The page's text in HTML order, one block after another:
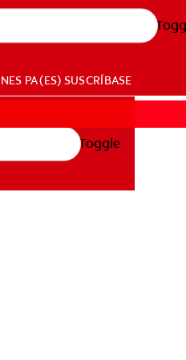
PA (ES) SUSCRÍBASE
Toggle